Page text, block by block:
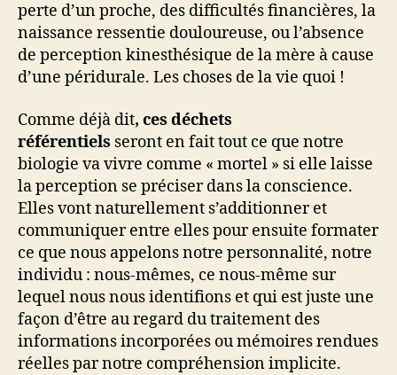
perte d’un proche, des difficultés financières, la
naissance ressentie douloureuse, ou l’absence
de perception kinesthésique de la mère à cause
d’une péridurale. Les choses de la vie quoi !
Comme déjà dit, ces déchets
référentiels seront en fait tout ce que notre
biologie va vivre comme « mortel » si elle laisse
la perception se préciser dans la conscience.
Elles vont naturellement s’additionner et
communiquer entre elles pour ensuite formater
ce que nous appelons notre personnalité, notre
individu : nous-mêmes, ce nous-même sur
lequel nous nous identifions et qui est juste une
façon d’être au regard du traitement des
informations incorporées ou mémoires rendues
réelles par notre compréhension implicite.